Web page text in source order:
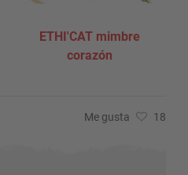
ETHI'CAT mimbre
corazón
Me gusta 18